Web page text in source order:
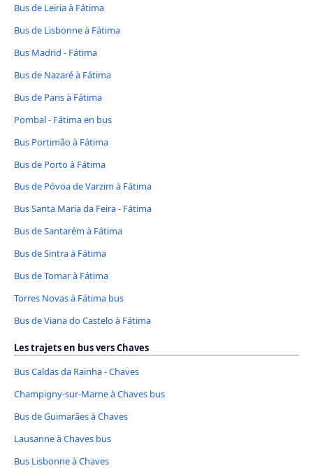
Bus de Leiria à Fátima
Bus de Lisbonne à Fátima
Bus Madrid - Fátima
Bus de Nazaré à Fátima
Bus de Paris à Fátima
Pombal - Fátima en bus
Bus Portimão à Fátima
Bus de Porto à Fátima
Bus de Póvoa de Varzim à Fátima
Bus Santa Maria da Feira - Fátima
Bus de Santarém à Fátima
Bus de Sintra à Fátima
Bus de Tomar à Fátima
Torres Novas à Fátima bus
Bus de Viana do Castelo à Fátima
Les trajets en bus vers Chaves
Bus Caldas da Rainha - Chaves
Champigny-sur-Marne à Chaves bus
Bus de Guimarães à Chaves
Lausanne à Chaves bus
Bus Lisbonne à Chaves